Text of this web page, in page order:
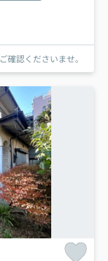
確認くださいませ。